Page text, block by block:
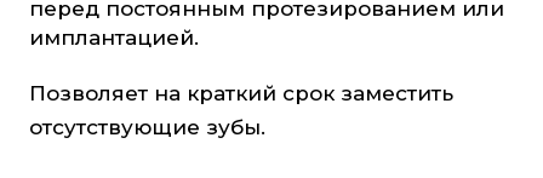
перед постоянным протезированием или
имплантацией.
Позволяет на краткий срок заместить
отсутствующие зубы.